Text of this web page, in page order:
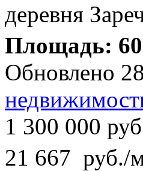
деревня
Площадь:
Обновлено
1 300 000
21 667 руб./